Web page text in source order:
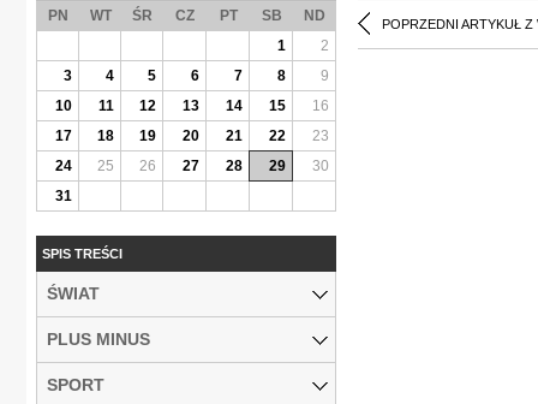
POPRZEDNI ARTYKUŁ Z
PN WT ŚR CZ PT SB
ND
1
2
3
4 5 6 7 8
9
10
11 12 13 14 15
16
17
18 19 20 21 22
23
24
25 26 27 28 29
30
31
SPIS TREŚCI
ŚWIAT
PLUS MINUS
SPORT